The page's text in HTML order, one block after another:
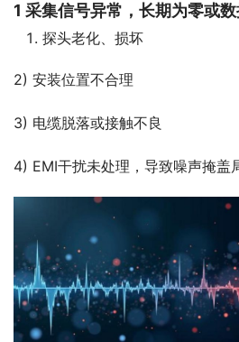
1 采集信号异常，长期为零或
探头老化、损坏
2) 安装位置不合理
3) 电缆脱落或接触不良
4) EMI干扰未处理，导致噪声掩盖